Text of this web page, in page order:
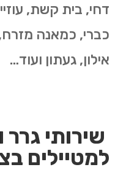
דחי, בית קשת,
כברי, כמאנה מזרח,
אילון, געתון ועוד…
שירותי גרר
למטיילים